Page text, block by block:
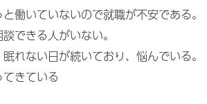
働いていないので就職が不安である。
できる人がいない。
れない日が続いており、悩んでいる。
きている